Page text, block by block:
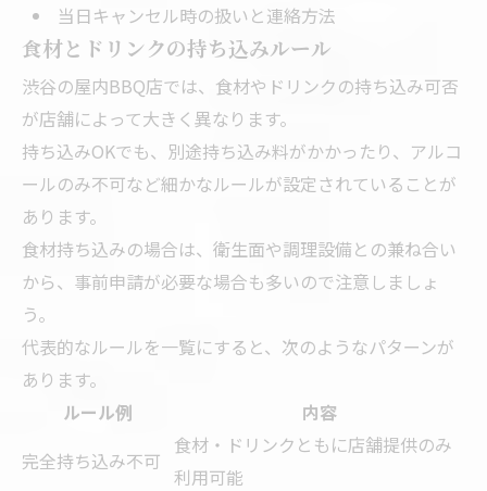
当日キャンセル時の扱いと連絡方法
食材とドリンクの持ち込みルール
渋谷の屋内BBQ店では、食材やドリンクの持ち込み可否
が店舗によって大きく異なります。
持ち込みOKでも、別途持ち込み料がかかったり、アルコ
ールのみ不可など細かなルールが設定されていることが
あります。
食材持ち込みの場合は、衛生面や調理設備との兼ね合い
から、事前申請が必要な場合も多いので注意しましょ
う。
代表的なルールを一覧にすると、次のようなパターンが
あります。
ルール例
内容
完全持ち込み不可
食材・ドリンクともに店舗提供のみ
利用可能